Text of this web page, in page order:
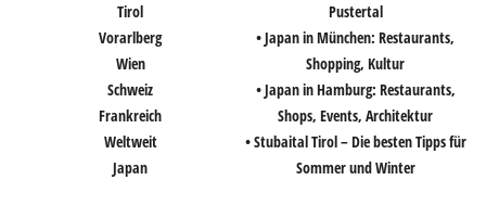
Tirol
Vorarlberg
Wien
Schweiz
Frankreich
Weltweit
Japan
Pustertal
• Japan in München: Restaurants,
Shopping, Kultur
• Japan in Hamburg: Restaurants,
Shops, Events, Architektur
• Stubaital Tirol – Die besten Tipps für
Sommer und Winter